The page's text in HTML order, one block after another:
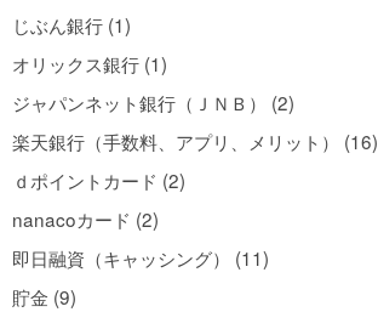
じぶん銀行 (1)
オリックス銀行 (1)
ジャパンネット銀行（ＪＮＢ） (2)
楽天銀行（手数料、アプリ、メリット） (16)
ｄポイントカード (2)
nanacoカード (2)
即日融資（キャッシング） (11)
貯金 (9)